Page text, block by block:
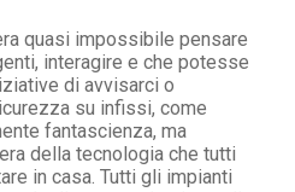
quasi impossibile pensare
interagire e che potesse
di avvisarci o
su infissi, come
fantascienza, ma
della tecnologia che tutti
in casa. Tutti gli impianti